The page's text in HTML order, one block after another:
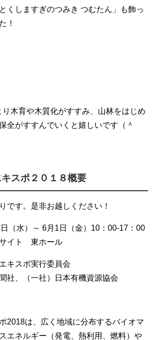
くしますぎのつみき つむたん」も飾っ
！
木育や木質化がすすみ、山林をはじめ
全がすすんでいくと嬉しいです（＾
スポ２０１８概要
です。是非お越しください！
（水）～ 6月1日（金）10：00-17：00
イト 東ホール
キスポ実行委員会
社、（一社）日本有機資源協会
2018は、広く地域に分布するバイオマ
エネルギー（発電、熱利用、燃料）や